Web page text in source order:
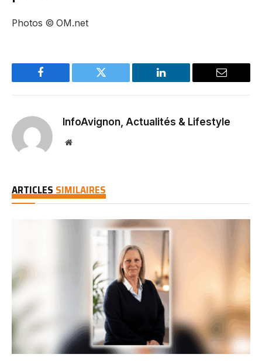
Photos © OM.net
Facebook Twitter LinkedIn Email
InfoAvignon, Actualités & Lifestyle
Website
ARTICLESSIMILAIRES